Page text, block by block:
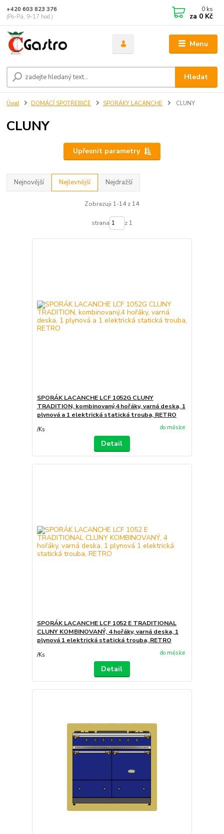
Menu
Hledat
+420 603 823 376
(Po-Pá, 9-17 hod.)
0 ks
za 0 Kč
Úvod DOMÁCÍ SPOTŘEBIČE SPORÁKY LACANCHE CLUNY
CLUNY
Upřesnit parametry
Nejnovější Nejlevnější Nejdražší
Zobrazuji 1-14 z 14
strana z 1
SPORÁK LACANCHE LCF 1052G CLUNY
TRADITION, kombinovaný,4 hořáky, varná deska, 1
plynová a 1 elektrická statická trouba, RETRO
/Ks do měsíce
Detail
SPORÁK LACANCHE LCF 1052 E TRADITIONAL
CLUNY KOMBINOVANÝ, 4 hořáky, varná deska, 1
plynová 1 elektrická statická trouba, RETRO
/Ks do měsíce
Detail